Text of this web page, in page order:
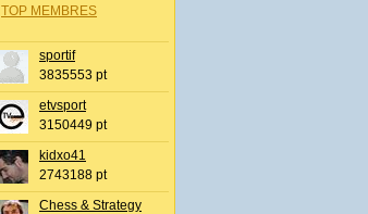
TOP MEMBRES
sportif
3835553 pt
etvsport
3150449 pt
kidxo41
2743188 pt
Chess & Strategy